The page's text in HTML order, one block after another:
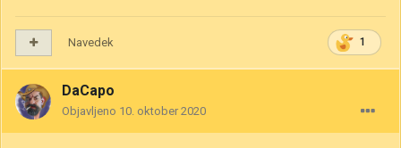
1
Navedek
DaCapo
Objavljeno 10. oktober 2020